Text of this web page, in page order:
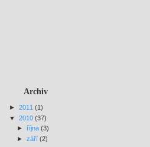
Archiv
► 2011 (1)
▼ 2010 (37)
► října (3)
► září (2)